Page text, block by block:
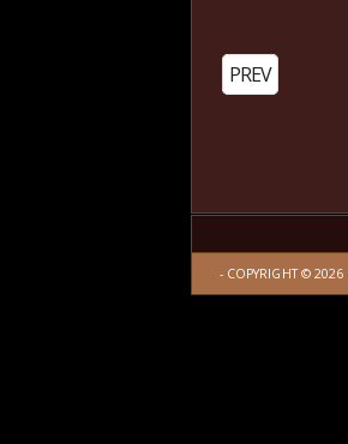
PREV
- COPYRIGHT ©2026